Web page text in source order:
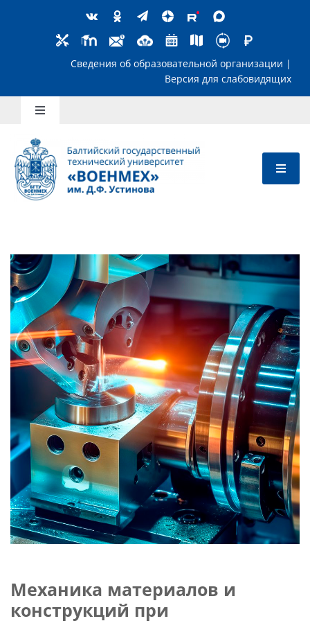
Сведения об образовательной
Toggle
Школьникам
Абитуриентам
Преподавателям
Слушателям
Партнерам
НИОКР
Механика материалов и
конструкций при